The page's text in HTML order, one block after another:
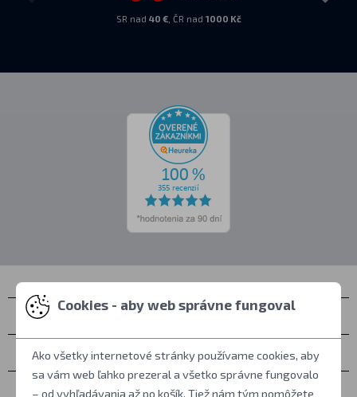
SR nad 40 €, ČR nad 1000 Kč
Kontakty
Zastihnete nás
Všetko o nákupe
Cookies - aby web správne fungoval
Ako všetky internetové stránky používame cookies, aby
sa vám web ľahko prezeral a všetko správne fungovalo
– od vyhľadávania až po košík. Tiež nám tým pomôžete